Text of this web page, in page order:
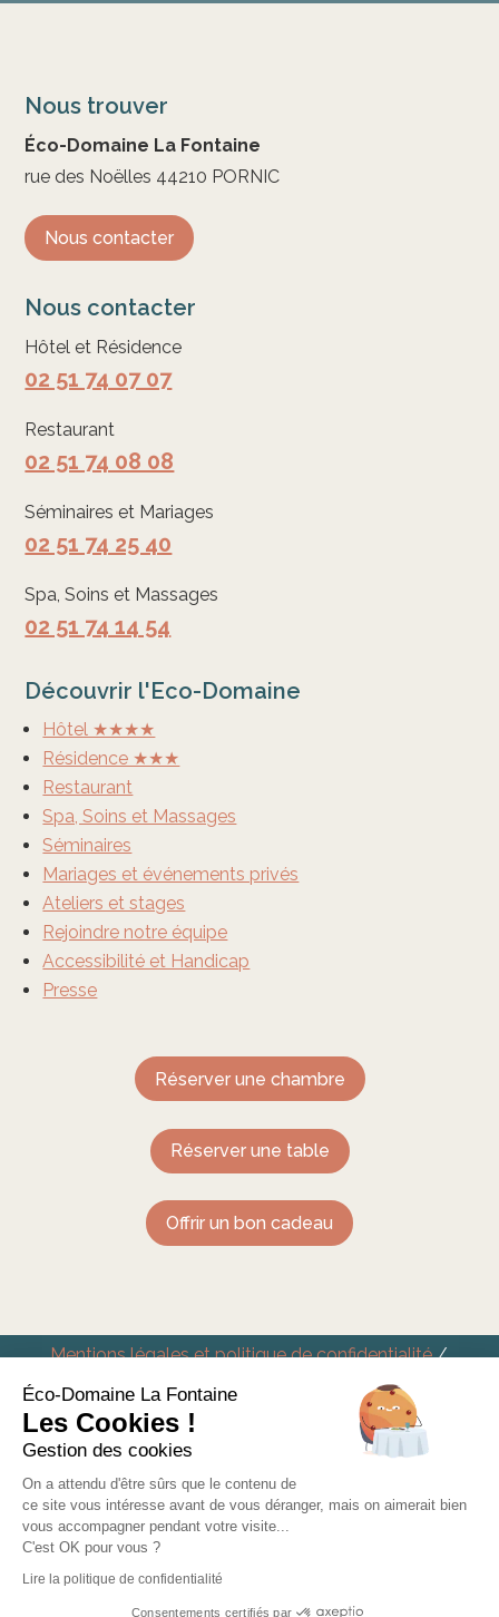
Nous trouver
Éco-Domaine La Fontaine
rue des Noëlles 44210 PORNIC
Nous contacter
Nous contacter
Hôtel et Résidence
02 51 74 07 07
Restaurant
02 51 74 08 08
Séminaires et Mariages
02 51 74 25 40
Spa, Soins et Massages
02 51 74 14 54
Découvrir l'Eco-Domaine
Hôtel ★★★★
Résidence ★★★
Restaurant
Spa, Soins et Massages
Séminaires
Mariages et événements privés
Ateliers et stages
Rejoindre notre équipe
Accessibilité et Handicap
Presse
Réserver une chambre
Réserver une table
Offrir un bon cadeau
Mentions légales et politique de confidentialité/
Conditions générales de vente
Eco-Domaine La Fontaine – Hôtel Restaurant à
Éco-Domaine La Fontaine
Les Cookies !
Gestion des cookies
On a attendu d'être sûrs que le contenu de
ce site vous intéresse avant de vous déranger, mais on aimerait bien
vous accompagner pendant votre visite...
C'est OK pour vous ?
Lire la politique de confidentialité
Consentements certifiés par